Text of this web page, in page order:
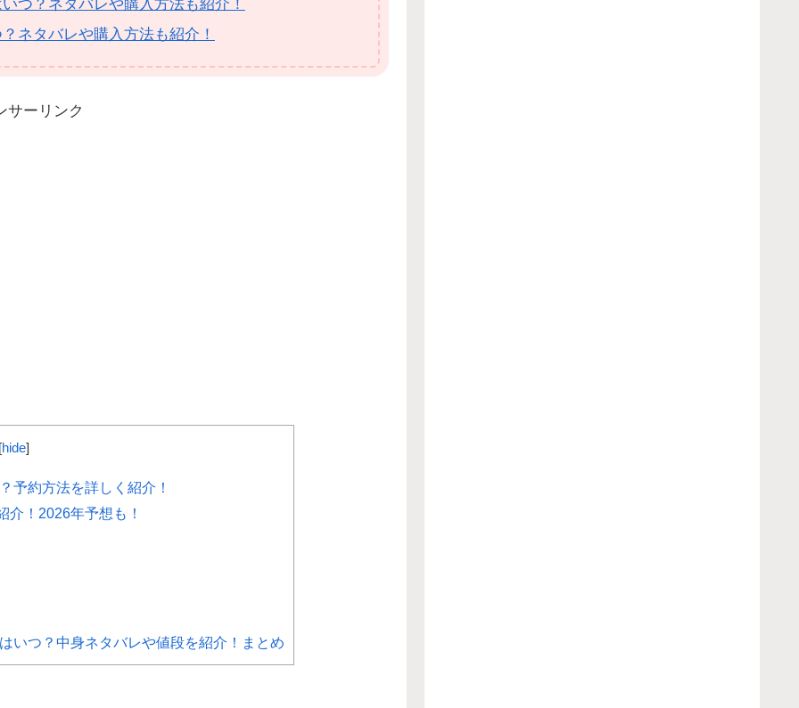
つ？ネタバレや購入方法も紹介！
ネタバレや購入方法も紹介！
サーリンク
hide]
予約方法を詳しく紹介！
！2026年予想も！
いつ？中身ネタバレや値段を紹介！まとめ